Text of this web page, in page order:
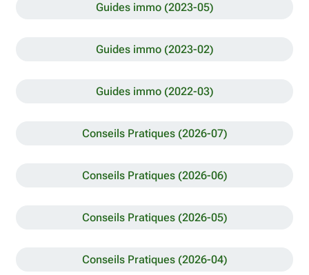
Guides immo (2023-05)
Guides immo (2023-02)
Guides immo (2022-03)
Conseils Pratiques (2026-07)
Conseils Pratiques (2026-06)
Conseils Pratiques (2026-05)
Conseils Pratiques (2026-04)